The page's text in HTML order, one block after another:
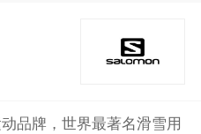
品牌，世界最著名滑雪用